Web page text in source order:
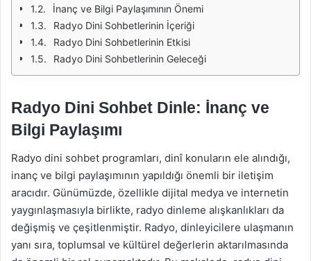
İnanç ve Bilgi Paylaşımının Önemi
Radyo Dini Sohbetlerinin İçeriği
Radyo Dini Sohbetlerinin Etkisi
Radyo Dini Sohbetlerinin Geleceği
Radyo Dini Sohbet Dinle: İnanç ve
Bilgi Paylaşımı
Radyo dini sohbet programları, dinî konuların ele alındığı,
inanç ve bilgi paylaşımının yapıldığı önemli bir iletişim
aracıdır. Günümüzde, özellikle dijital medya ve internetin
yaygınlaşmasıyla birlikte, radyo dinleme alışkanlıkları da
değişmiş ve çeşitlenmiştir. Radyo, dinleyicilere ulaşmanın
yanı sıra, toplumsal ve kültürel değerlerin aktarılmasında